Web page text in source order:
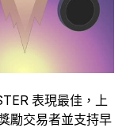
表現最佳，上
勵交易者並支持早